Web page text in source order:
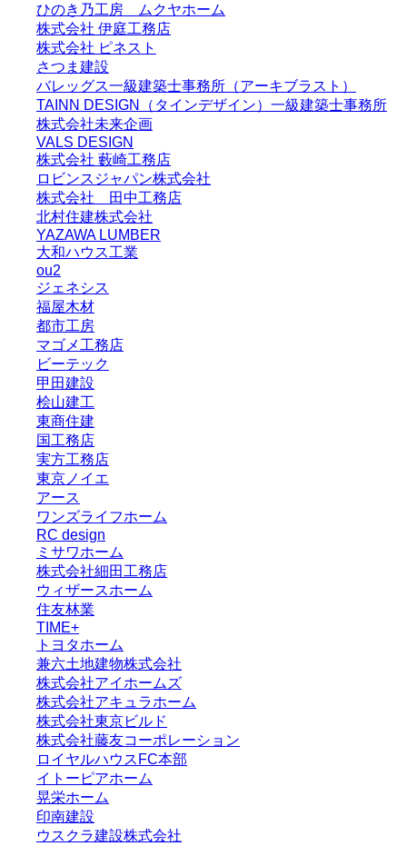
ひのき乃工房 ムクヤホーム
株式会社 伊庭工務店
株式会社 ピネスト
さつま建設
バレッグス一級建築士事務所（アーキブラスト）
TAINN DESIGN（タインデザイン）一級建築士事務所
株式会社未来企画
VALS DESIGN
株式会社 藪崎工務店
ロビンスジャパン株式会社
株式会社 田中工務店
北村住建株式会社
YAZAWA LUMBER
大和ハウス工業
ou2
ジェネシス
福屋木材
都市工房
マゴメ工務店
ビーテック
甲田建設
桧山建工
東商住建
国工務店
実方工務店
東京ノイエ
アース
ワンズライフホーム
RC design
ミサワホーム
株式会社細田工務店
ウィザースホーム
住友林業
TIME+
トヨタホーム
兼六土地建物株式会社
株式会社アイホームズ
株式会社アキュラホーム
株式会社東京ビルド
株式会社藤友コーポレーション
ロイヤルハウスFC本部
イトーピアホーム
晃栄ホーム
印南建設
ウスクラ建設株式会社